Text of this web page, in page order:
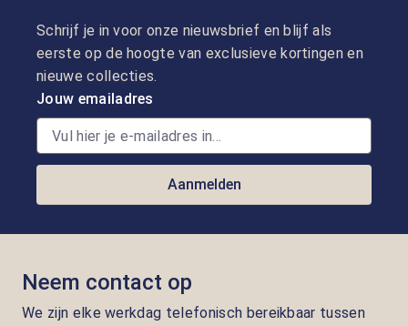
Schrijf je in voor onze nieuwsbrief en blijf als
eerste op de hoogte van exclusieve kortingen en
nieuwe collecties.
Jouw emailadres
Aanmelden
Neem contact op
We zijn elke werkdag telefonisch bereikbaar tussen